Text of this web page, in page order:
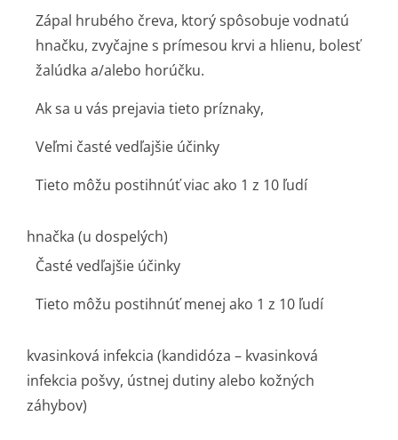
Zápal hrubého čreva, ktorý spôsobuje vodnatú
hnačku, zvyčajne s prímesou krvi a hlienu, bolesť
žalúdka a/alebo horúčku.
Ak sa u vás prejavia tieto príznaky,
Veľmi časté vedľajšie účinky
Tieto môžu postihnúť viac ako 1 z 10 ľudí
hnačka (u dospelých)
Časté vedľajšie účinky
Tieto môžu postihnúť menej ako 1 z 10 ľudí
kvasinková infekcia (kandidóza – kvasinková
infekcia pošvy, ústnej dutiny alebo kožných
záhybov)